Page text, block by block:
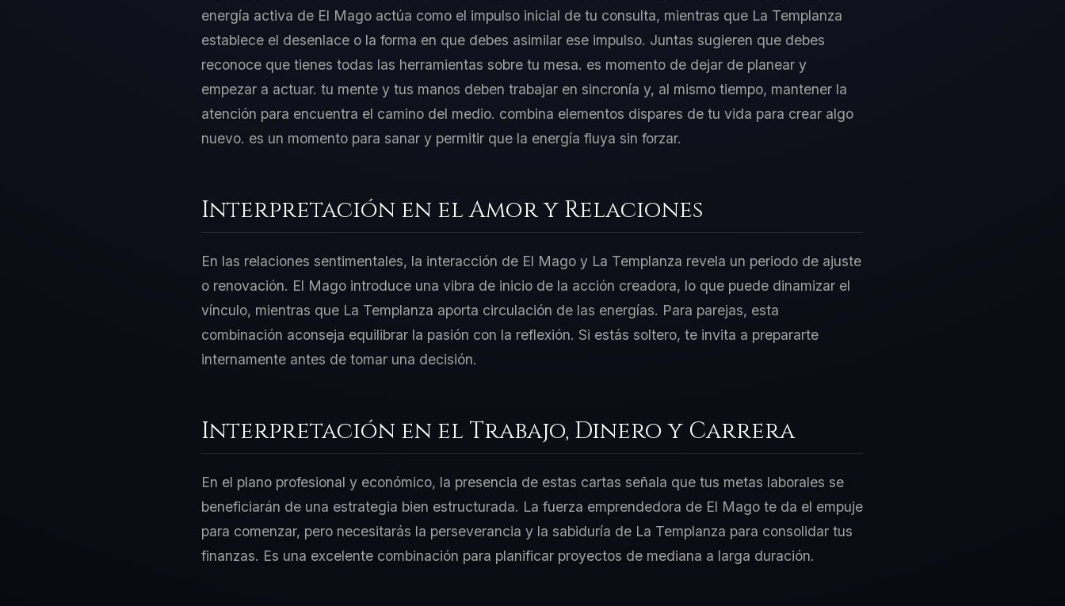
energía activa de El Mago actúa como el impulso inicial de tu consulta, mientras que La Templanza
establece el desenlace o la forma en que debes asimilar ese impulso. Juntas sugieren que debes
reconoce que tienes todas las herramientas sobre tu mesa. es momento de dejar de planear y
empezar a actuar. tu mente y tus manos deben trabajar en sincronía y, al mismo tiempo, mantener la
atención para encuentra el camino del medio. combina elementos dispares de tu vida para crear algo
nuevo. es un momento para sanar y permitir que la energía fluya sin forzar.
Interpretación en el Amor y Relaciones
En las relaciones sentimentales, la interacción de El Mago y La Templanza revela un periodo de ajuste
o renovación. El Mago introduce una vibra de inicio de la acción creadora, lo que puede dinamizar el
vínculo, mientras que La Templanza aporta circulación de las energías. Para parejas, esta
combinación aconseja equilibrar la pasión con la reflexión. Si estás soltero, te invita a prepararte
internamente antes de tomar una decisión.
Interpretación en el Trabajo, Dinero y Carrera
En el plano profesional y económico, la presencia de estas cartas señala que tus metas laborales se
beneficiarán de una estrategia bien estructurada. La fuerza emprendedora de El Mago te da el empuje
para comenzar, pero necesitarás la perseverancia y la sabiduría de La Templanza para consolidar tus
finanzas. Es una excelente combinación para planificar proyectos de mediana a larga duración.